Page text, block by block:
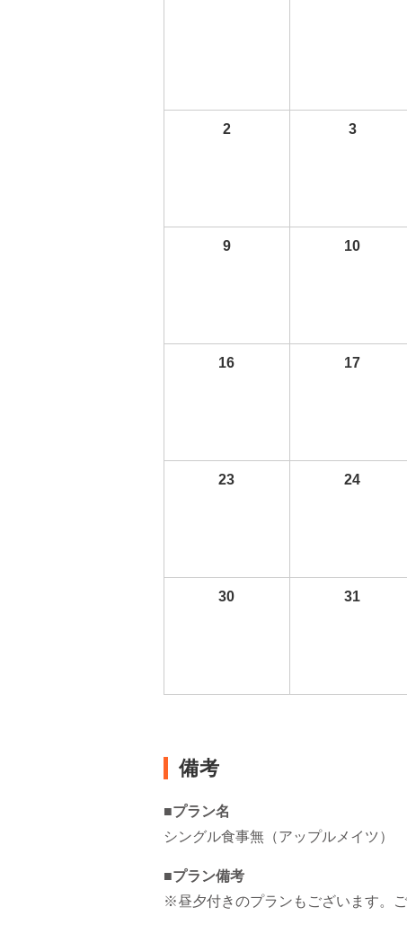
2 3
9 10
16 17
23 24
30 31
備考
■プラン名
シングル食事無（アップルメイツ）
■プラン備考
※昼夕付きのプランもございます。